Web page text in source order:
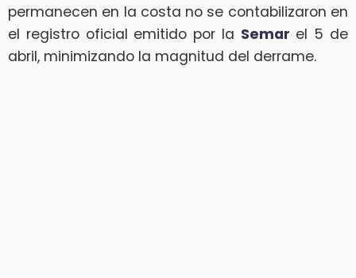
permanecen en la costa no se contabilizaron en
el registro oficial emitido por la Semar el 5 de
abril, minimizando la magnitud del derrame.